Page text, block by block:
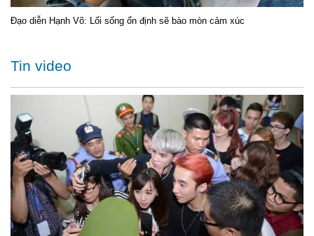
Đạo diễn Hạnh Võ: Lối sống ổn định sẽ bào mòn cảm xúc
Tin video